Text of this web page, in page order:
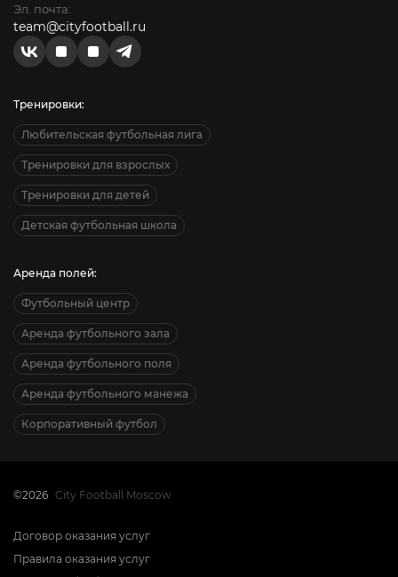
Эл. почта:
team@cityfootball.ru
Тренировки:
Любительская футбольная лига
Тренировки для взрослых
Тренировки для детей
Детская футбольная школа
Аренда полей:
Футбольный центр
Аренда футбольного зала
Аренда футбольного поля
Аренда футбольного манежа
Корпоративный футбол
©2026 City Football Moscow
Договор оказания услуг
Правила оказания услуг